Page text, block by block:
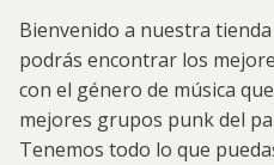
Bienvenido a nuestra tienda
podrás encontrar los
con el género de música
mejores grupos punk del
Tenemos todo lo que